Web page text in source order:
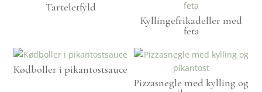
Tarteletfyld
Kyllingefrikadeller med
feta
Kødboller i pikantostsauce
Pizzasnegle med kylling og